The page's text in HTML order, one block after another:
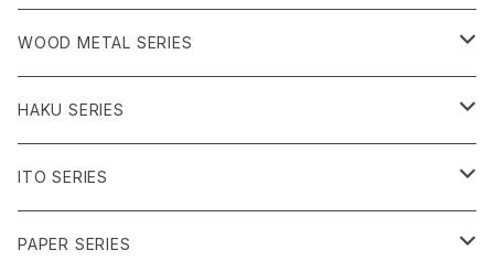
ピンク系
うみのいきもの
パープル系
グリーン系
シャーベット系
うみのいきもの
クリア系
ブラック系
WOOD METAL SERIES
クリア系
ブラック系
HAKU SERIES
ブルー系
パープル系
ITO SERIES
クリア系
PAPER SERIES